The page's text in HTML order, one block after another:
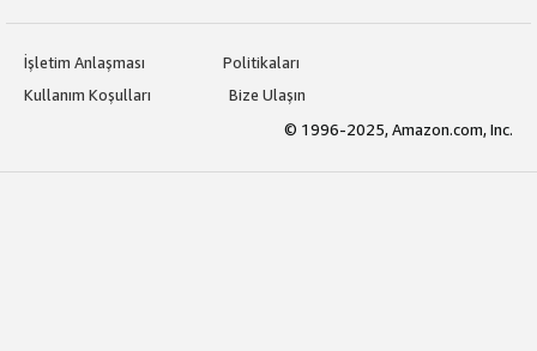
İşletim Anlaşması
Politikaları
Kullanım Koşulları
Bize Ulaşın
© 1996-2025, Amazon.com, Inc.